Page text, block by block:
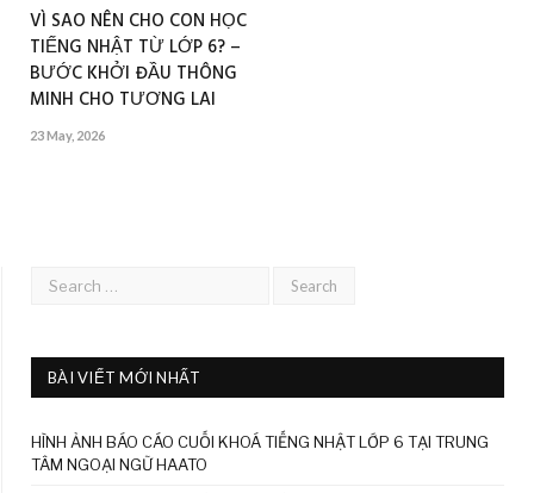
VÌ SAO NÊN CHO CON HỌC
TIẾNG NHẬT TỪ LỚP 6? –
BƯỚC KHỞI ĐẦU THÔNG
MINH CHO TƯƠNG LAI
23 May, 2026
BÀI VIẾT MỚI NHẤT
HÌNH ẢNH BÁO CÁO CUỐI KHOÁ TIẾNG NHẬT LỚP 6 TẠI TRUNG
TÂM NGOẠI NGỮ HAATO